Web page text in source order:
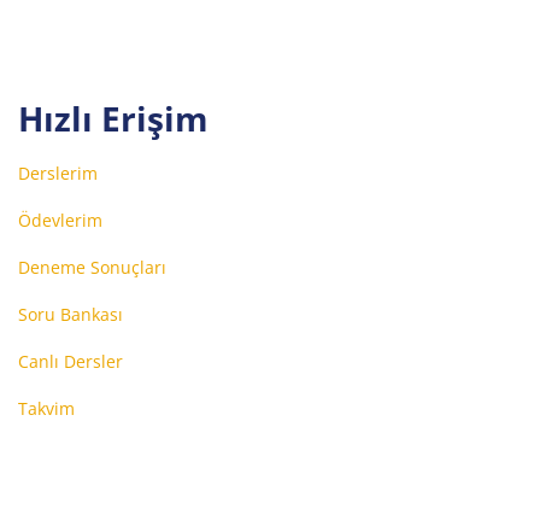
Hızlı Erişim
Derslerim
Ödevlerim
Deneme Sonuçları
Soru Bankası
Canlı Dersler
Takvim